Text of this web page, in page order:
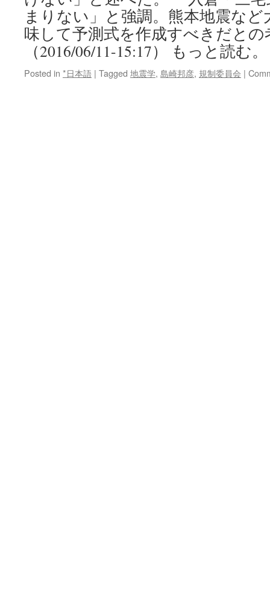
まりない」と強調。熊本地震な
味して予測式を作成すべきだと
（2016/06/11-15:17） もっと読む。
Posted in *日本語 | Tagged 地震学, 島崎邦彦, 規制委員会 |